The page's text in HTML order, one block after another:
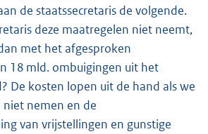
de staatssecretaris de volgende.
deze maatregelen niet neemt,
met het afgesproken
18 mld. ombuigingen uit het
De kosten lopen uit de hand als we
nemen en de
van vrijstellingen en gunstige